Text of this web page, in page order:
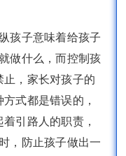
孩子意味着给孩子
做什么，而控制孩
，家长对孩子的
式都是错误的，
引路人的职责，
，防止孩子做出一